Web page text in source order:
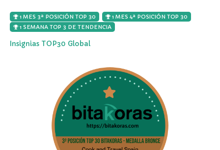
1 MES 3ª POSICIÓN TOP 30
1 MES 4ª POSICIÓN TOP 30
1 SEMANA TOP 3 DE TENDENCIA
Insignias TOP30 Global